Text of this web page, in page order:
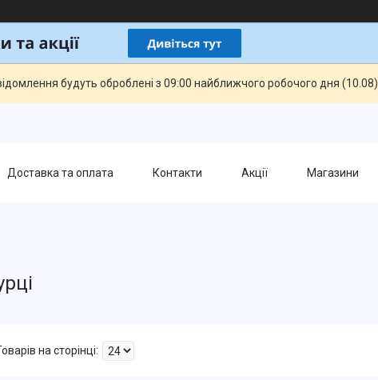
будуть оброблені з 09:00 найближчого робочого дня (10.08).
Доставка та оплата Контакти Акції Магазини